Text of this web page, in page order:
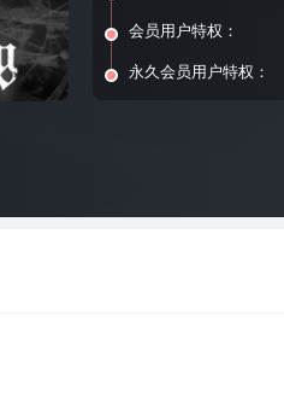
会员用户特权：
永久会员用户特权：